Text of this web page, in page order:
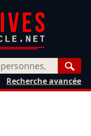
Recherche avancée